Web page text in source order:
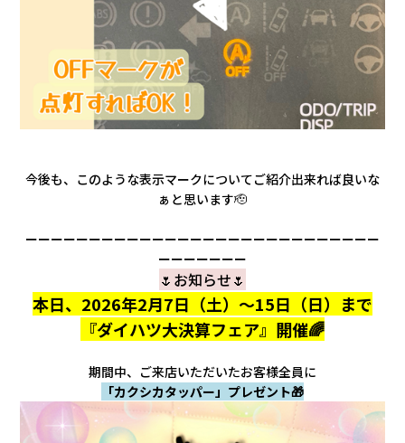
今後も、このような表示マークについてご紹介出来れば良いな
ぁと思います🫡
ーーーーーーーーーーーーーーーーーーーーーーーーーーーー
ーーーーーーー
🌷お知らせ🌷
本日、2026年2月7日（土）～15日（日）まで
『ダイハツ大決算フェア』開催🌈
期間中、ご来店いただいたお客様全員に
「カクシカタッパー」プレゼント🎁